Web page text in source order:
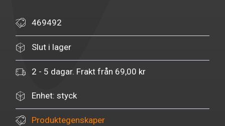
469492
Slut i lager
2 - 5 dagar. Frakt från 69,00 kr
Enhet: styck
Produktegenskaper